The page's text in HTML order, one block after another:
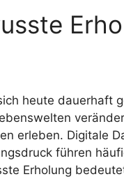
heute dauerhaft
erleben. Digitale
führen
Erholung